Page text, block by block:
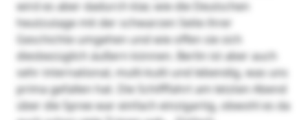
wird es aber dadurch klar, wie die Deutschen
heutzutage mit der schwarzen Seite ihrer
Geschichte umgehen und wie offen sie sich
diesbezüglich äußern können. Berlin ist aber auch
sehr international, multi-kulti und lebendig, was uns
prima gefallen hat. Die Schifffahrt am letzten Abend
über die Spree war einfach einzigartig, obwohl es da